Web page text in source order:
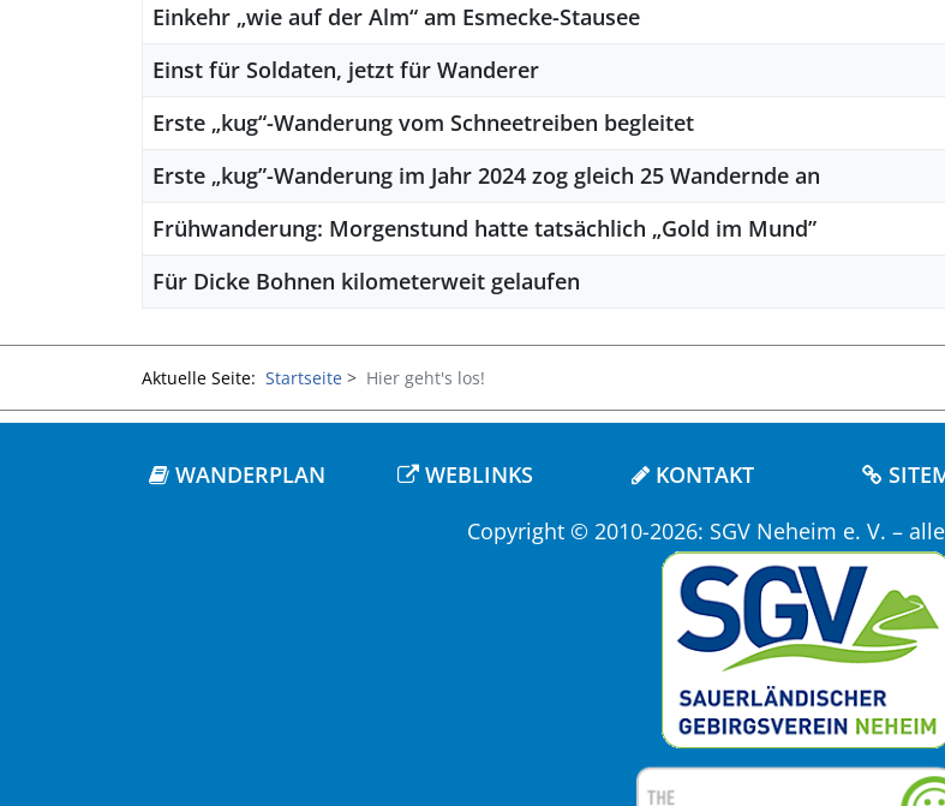
Einkehr „wie auf der Alm“ am Esmecke-Stausee
Einst für Soldaten, jetzt für Wanderer
Erste „kug“-Wanderung vom Schneetreiben begleitet
Erste „kug”-Wanderung im Jahr 2024 zog gleich 25 Wandernde an
Frühwanderung: Morgenstund hatte tatsächlich „Gold im Mund”
Für Dicke Bohnen kilometerweit gelaufen
Aktuelle Seite: Startseite Hier geht's los!
WANDERPLAN WEBLINKS KONTAKT
Copyright © 2010-2026: SGV Neheim e. V. –